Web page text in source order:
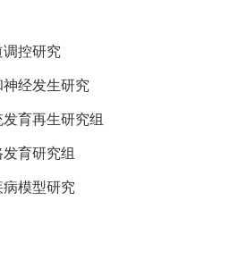
控研究
发生研究
再生研究组
研究组
模型研究